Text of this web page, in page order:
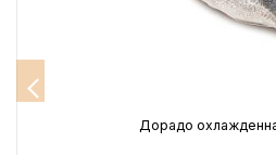
Дорадо